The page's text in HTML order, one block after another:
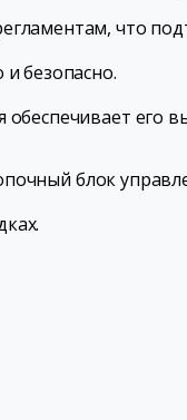
что
безопасно.
его
блок